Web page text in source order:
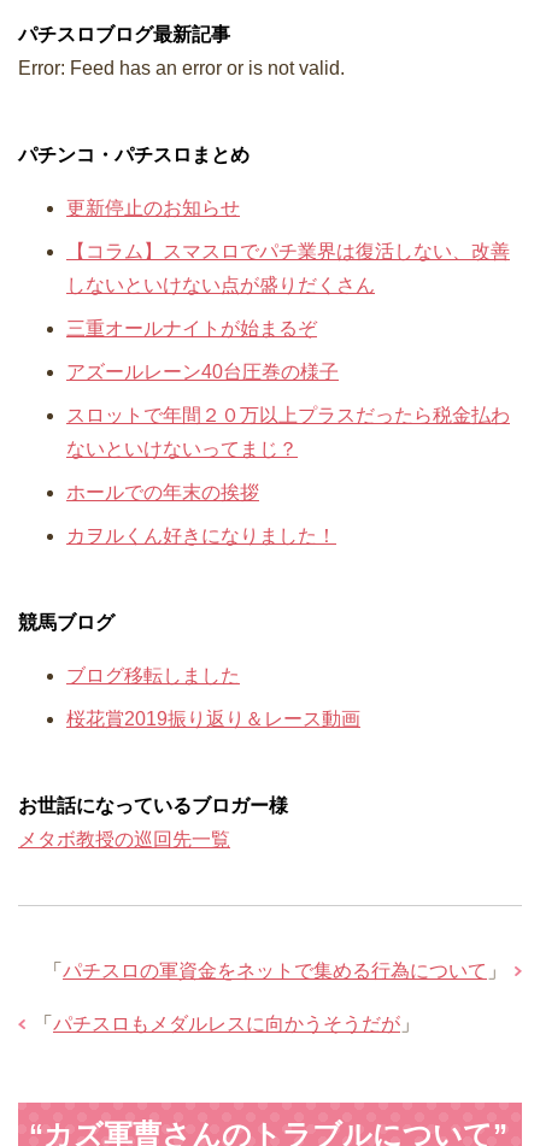
パチスロブログ最新記事
Error: Feed has an error or is not valid.
パチンコ・パチスロまとめ
更新停止のお知らせ
【コラム】スマスロでパチ業界は復活しない、改善
しないといけない点が盛りだくさん
三重オールナイトが始まるぞ
アズールレーン40台圧巻の様子
スロットで年間２０万以上プラスだったら税金払わ
ないといけないってまじ？
ホールでの年末の挨拶
カヲルくん好きになりました！
競馬ブログ
ブログ移転しました
桜花賞2019振り返り＆レース動画
お世話になっているブロガー様
メタボ教授の巡回先一覧
「 パチスロの軍資金をネットで集める行為について 」
「 パチスロもメダルレスに向かうそうだが 」
“カズ軍曹さんのトラブルについて”